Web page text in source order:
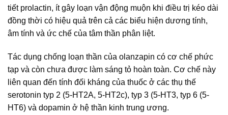
tiết prolactin, ít gây loạn vận động muộn khi điều trị kéo dài
đồng thời có hiệu quả trên cả các biểu hiện dương tính,
âm tính và ức chế của tâm thần phân liệt.
Tác dụng chống loạn thần của olanzapin có cơ chế phức
tạp và còn chưa được làm sáng tỏ hoàn toàn. Cơ chế này
liên quan đến tính đối kháng của thuốc ở các thụ thế
serotonin typ 2 (5-HT2A, 5-HT2c), typ 3 (5-HT3, typ 6 (5-
HT6) và dopamin ở hệ thần kinh trung ương.